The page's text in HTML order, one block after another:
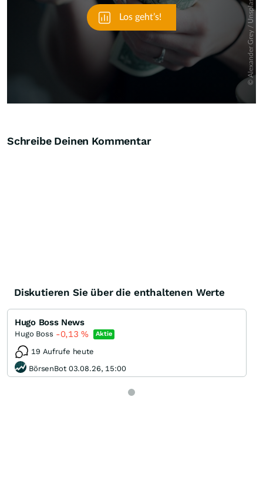
Schreibe Deinen Kommentar
Diskutieren Sie über die enthaltenen Werte
Hugo Boss News
Hugo Boss -0,13% Aktie
19 Aufrufe heute
BörsenBot 03.08.26, 15:00